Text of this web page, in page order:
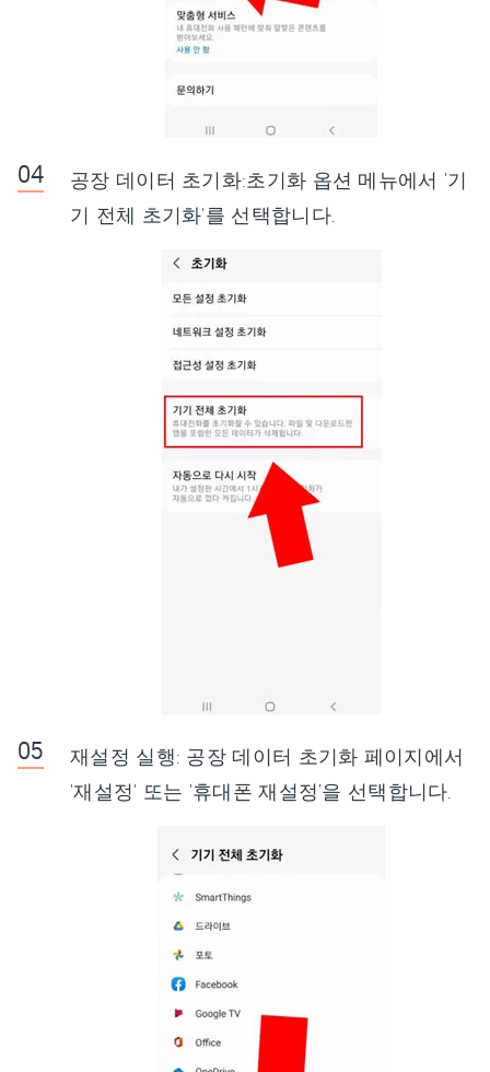
공장 데이터 초기화:초기화 옵션 메뉴에서 '기
기 전체 초기화'를 선택합니다.
재설정 실행: 공장 데이터 초기화 페이지에서
'재설정' 또는 '휴대폰 재설정'을 선택합니다.